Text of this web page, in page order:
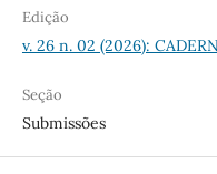
Edição
v. 26 n. 02 (2026):
Seção
Submissões